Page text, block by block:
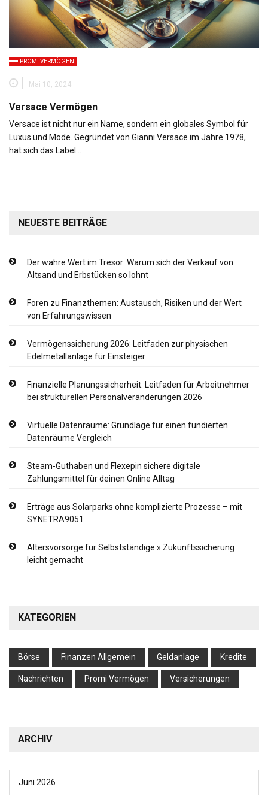
PROMI VERMÖGEN
Mai 10, 2024
Versace Vermögen
Versace ist nicht nur ein Name, sondern ein globales Symbol für
Luxus und Mode. Gegründet von Gianni Versace im Jahre 1978,
hat sich das Label…
NEUESTE BEITRÄGE
Der wahre Wert im Tresor: Warum sich der Verkauf von
Altsand und Erbstücken so lohnt
Foren zu Finanzthemen: Austausch, Risiken und der Wert
von Erfahrungswissen
Vermögenssicherung 2026: Leitfaden zur physischen
Edelmetallanlage für Einsteiger
Finanzielle Planungssicherheit: Leitfaden für Arbeitnehmer
bei strukturellen Personalveränderungen 2026
Virtuelle Datenräume: Grundlage für einen fundierten
Datenräume Vergleich
Steam-Guthaben und Flexepin sichere digitale
Zahlungsmittel für deinen Online Alltag
Erträge aus Solarparks ohne komplizierte Prozesse – mit
SYNETRA9051
Altersvorsorge für Selbstständige » Zukunftssicherung
leicht gemacht
KATEGORIEN
Börse Finanzen Allgemein Geldanlage Kredite
Nachrichten Promi Vermögen Versicherungen
ARCHIV
Juni 2026